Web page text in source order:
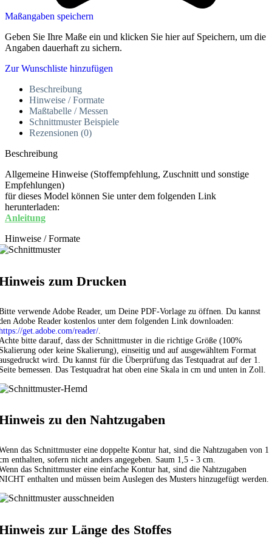
Maßangaben speichern
Geben Sie Ihre Maße ein und klicken Sie hier auf Speichern, um die
Angaben dauerhaft zu sichern.
Zur Wunschliste hinzufügen
Beschreibung
Hinweise / Formate
Maßtabelle / Messen
Schnittmuster Beispiele
Rezensionen (0)
Beschreibung
Allgemeine Hinweise (Stoffempfehlung, Zuschnitt und sonstige
Empfehlungen)
für dieses Model können Sie unter dem folgenden Link
herunterladen:
Anleitung
Hinweise / Formate
zum Drucken
verwende Adobe Reader, um Deine PDF-Vorlage zu öffnen. Du kannst
Adobe Reader kostenlos unter dem folgenden Link downloaden:
get.adobe.com/reader/
bitte darauf, dass der Schnittmuster in die richtige Größe (100%
oder keine Skalierung), einseitig und auf ausgewähltem Format
wird. Du kannst für die Überprüfung das Testquadrat auf der 1.
bemessen. Das Testquadrat hat oben eine Skala in cm und unten in Zoll.
zu den Nahtzugaben
das Schnittmuster eine doppelte Kontur hat, sind die Nahtzugaben von 1
enthalten, sofern nicht anders angegeben. Saum 1,5 - 3 cm.
das Schnittmuster eine einfache Kontur hat, sind die Nahtzugaben
enthalten und müssen beim Auslegen des Musters hinzugefügt werden.
zur Länge des Stoffes